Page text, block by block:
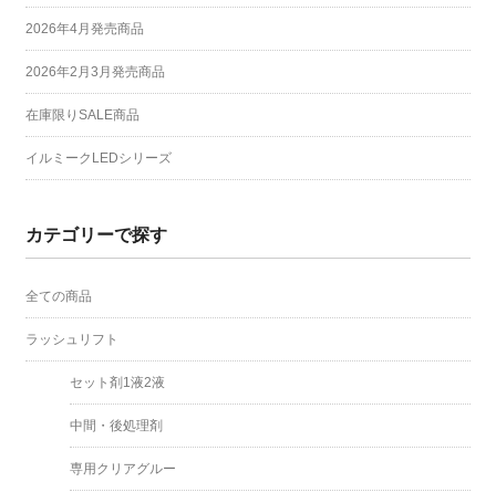
2026年4月発売商品
2026年2月3月発売商品
在庫限りSALE商品
イルミークLEDシリーズ
カテゴリーで探す
全ての商品
ラッシュリフト
セット剤1液2液
中間・後処理剤
専用クリアグルー